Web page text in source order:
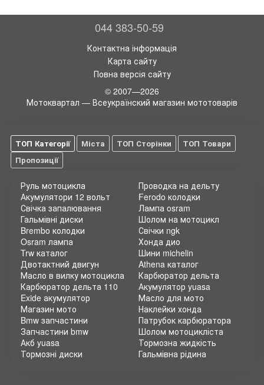
044 383-50-59
Контактна інформація
Карта сайту
Повна версія сайту
© 2007—2026
Мотоквартал — Всеукраїнский магазин мототоварів
ТОП Категорії Міста ТОП Сторінки
ТОП Товари
Пропозиції
Руль мотоцикла
Акумулятори 12 вольт
Свічка запалювання
Гальмівні диски
Brembo колодки
Osram лампа
Trw каталог
Двотактний двигун
Проводка на дельту
Ferodo колодки
Лампа osram
Шолом на мотоцикл
Свічки ngk
Хонда дио
Шини michelin
Athena каталог
Масло в вилку мотоцикла
Карбюратор дельта 110
Exide акумулятор
Магазин мото
Bmw запчастини
Запчастини bmw
Акб yuasa
Тормозні диски
Карбюратор дельта
Акумулятор yuasa
Масло для мото
Наклейки хонда
Патрубок карбюратора
Шолом мотоцикліста
Тормозна жидкість
Гальмівна рідина